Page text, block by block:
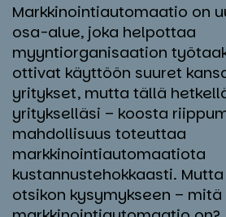
Markkinointiautomaatio on
osa-alue, joka helpottaa
myyntiorganisaation
ottivat käyttöön suuret
yritykset, mutta tällä
yritykselläsi – koosta
mahdollisuus toteuttaa
markkinointiautomaatiota
kustannustehokkaasti.
otsikon kysymykseen – mitä